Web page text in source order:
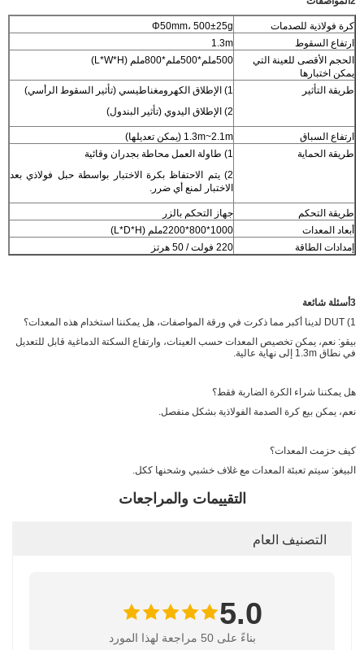
كرة فولاذية للصدمات
Φ50mm، 500±25g
ارتفاع السقوط
1.3m
الحجم الأقصى للعينة التي
يمكن اختبارها
500ملم*500ملم*800ملم (L*W*H)
طريقة التأثير
1) الإطلاق الكهرومغناطيسي (تأثير السقوط الرأسي)
2) الإطلاق اليدوي (تأثير البندول)
ارتفاع السباق
1.3m~2.1m (يمكن تعديلها)
طريقة الحماية
1) طاولة العمل محاطة بجدران وقائية
2) يتم الاحتفاظ بكرة الاختبار بواسطة حبل فولاذي بعد
الاختبار لمنع أي ضرر.
طريقة التحكم
جهاز التحكم بالزر
أبعاد المعدات
1000*800*2200ملم (L*D*H)
إمدادات الطاقة
220 فولت / 50 هرتز
3أسئلة شائعة
1) DUT لدينا أكبر مما ذكرت في ورقة المواصفات، هل يمكننا استخدام هذه المعدات؟
بيقو: نعم، يمكن تخصيص المعدات حسب العينات، وارتفاع السكتة الدماغية قابل للتعديل
في نطاق 1.3m إلى نهاية عالية.
هل يمكننا شراء الكرة الضاربة فقط؟
نعم، يمكن بيع كرة الصدمة الفولاذية بشكل منفصل.
كيف حزمت المعدات؟
البيغو: سيتم تعبئة المعدات مع غلاف خشبي وشحنها ككل.
التقييمات والمراجعات
التصنيف العام
5.0
بناءً على 50 مراجعة لهذا المورد